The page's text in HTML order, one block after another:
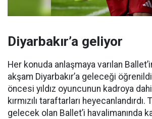
Diyarbakır’a geliyor
Her konuda anlaşmaya varılan
akşam Diyarbakır’a geleceği
öncesi yıldız oyuncunun kadroya
kırmızılı taraftarları
gelecek olan Ballet’i havalimanında